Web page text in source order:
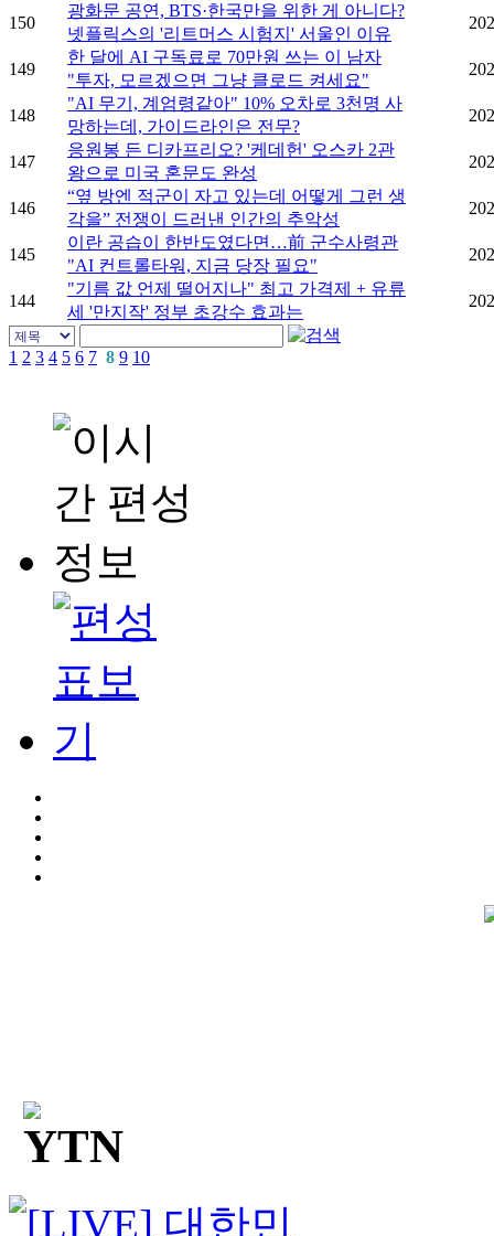
150
광화문 공연, BTS·한국만을 위한 게 아니다?
넷플릭스의 '리트머스 시험지' 서울인 이유
149
한 달에 AI 구독료로 70만원 쓰는 이 남자
"투자, 모르겠으면 그냥 클로드 켜세요"
148
"AI 무기, 계엄령같아" 10% 오차로 3천명 사
망하는데, 가이드라인은 전무?
147
응원봉 든 디카프리오? '케데헌' 오스카 2관
왕으로 미국 혼문도 완성
146
“옆 방엔 적군이 자고 있는데 어떻게 그런 생
각을” 전쟁이 드러낸 인간의 추악성
145
이란 공습이 한반도였다면…前 군수사령관
"AI 컨트롤타워, 지금 당장 필요"
144
​​​​​​​"기름 값 언제 떨어지나" 최고 가격제 + 유류
세 '만지작' 정부 초강수 효과는
1 2 3 4 5 6 7 8 9 10